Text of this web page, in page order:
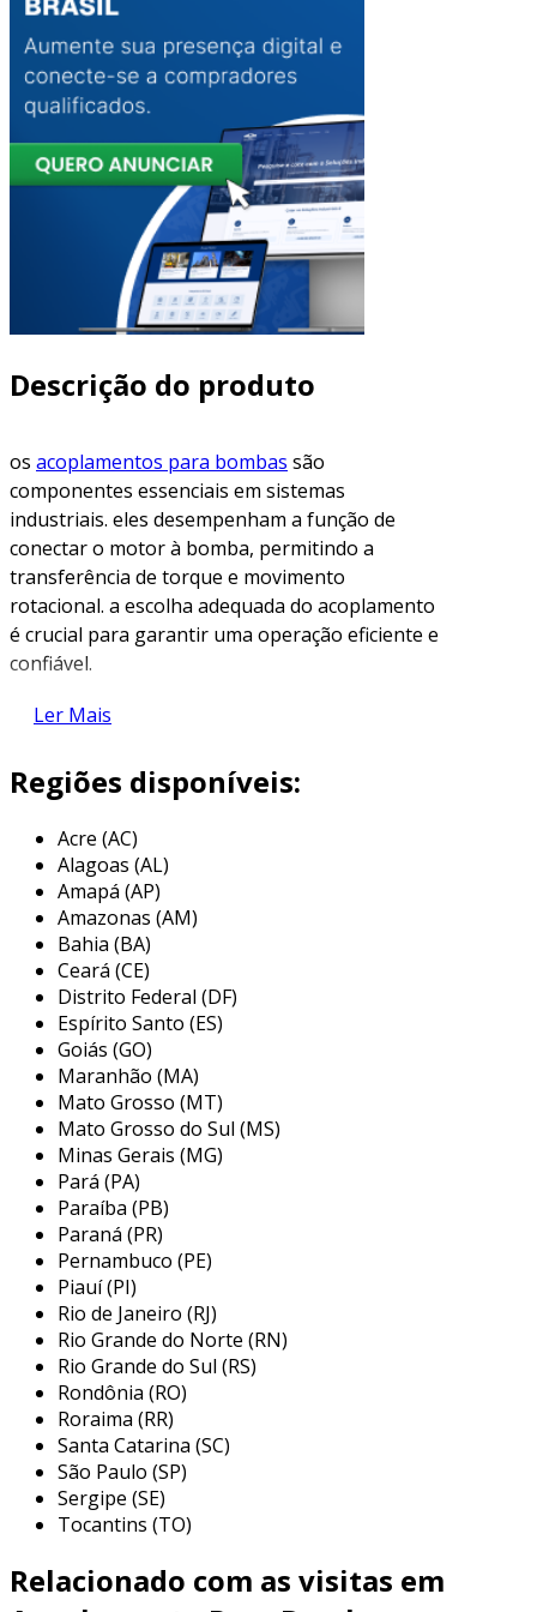
Descrição do produto
os acoplamentos para bombas são
componentes essenciais em sistemas
industriais. eles desempenham a função de
conectar o motor à bomba, permitindo a
transferência de torque e movimento
rotacional. a escolha adequada do acoplamento
é crucial para garantir uma operação eficiente e
confiável.
tipos de acoplamentos
disponíveis no mercado, cada um com
é fundamental para selecionar o acoplamento
mais adequado. entre os tipos mais comuns,
destacam-se:
acoplamentos rígidos
qualquer deslocamento entre o eixo do
motor e da bomba. indicados para
sistemas onde o alinhamento é perfeito.
acoplamentos flexíveis
pequenos desalinhamentos. são ideais
para aplicações onde essas variações são
frequentes.
acoplamentos de deslizamento
permitem que um eixo deslizem sobre o
outro. esses são utilizados principalmente
em sistemas que exigem proteção contra
sobrecargas.
acoplamentos hidráulicos
para transmitir potência. são
recomendados para aplicações onde é
necessário um amortecimento de
vibrações.
acoplamentos magnéticos
proporcionam uma conexão sem contato
físico, eliminando atritos e aumentando a
eficiência.
Ler Mais
Regiões disponíveis:
Acre (AC)
Alagoas (AL)
Amapá (AP)
Amazonas (AM)
Bahia (BA)
Ceará (CE)
Distrito Federal (DF)
Espírito Santo (ES)
Goiás (GO)
Maranhão (MA)
Mato Grosso (MT)
Mato Grosso do Sul (MS)
Minas Gerais (MG)
Pará (PA)
Paraíba (PB)
Paraná (PR)
Pernambuco (PE)
Piauí (PI)
Rio de Janeiro (RJ)
Rio Grande do Norte (RN)
Rio Grande do Sul (RS)
Rondônia (RO)
Roraima (RR)
Santa Catarina (SC)
São Paulo (SP)
Sergipe (SE)
Tocantins (TO)
Relacionado com as visitas em